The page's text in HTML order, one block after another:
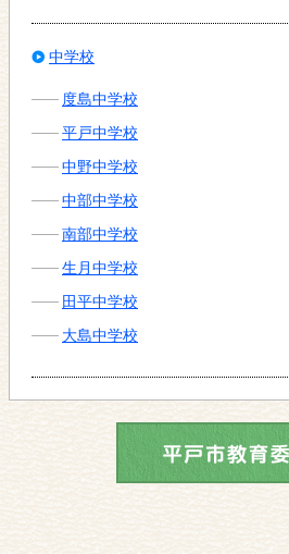
中学校
度島中学校
平戸中学校
中野中学校
中部中学校
南部中学校
生月中学校
田平中学校
大島中学校